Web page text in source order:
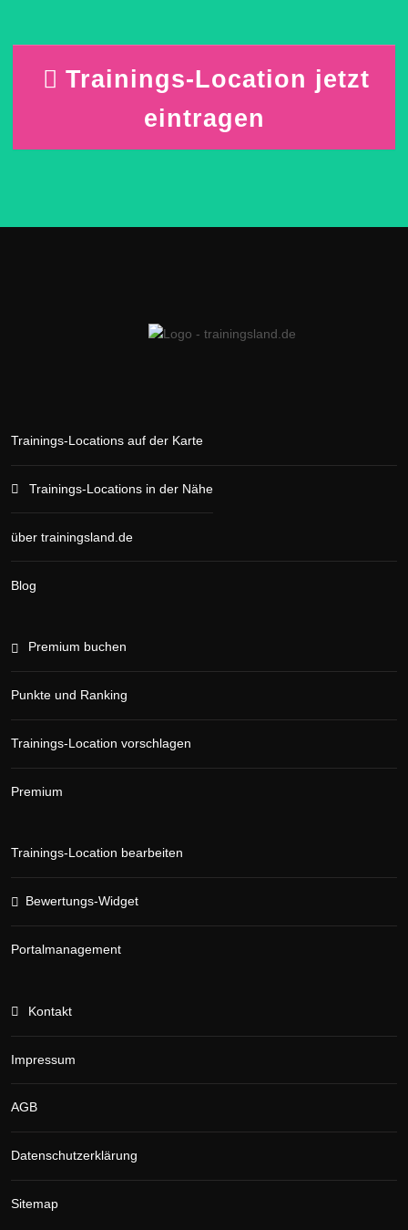
Trainings-Location jetzt
eintragen
Trainings-Locations auf der Karte
Trainings-Locations in der Nähe
über trainingsland.de
Blog
Premium buchen
Punkte und Ranking
Trainings-Location vorschlagen
Premium
Trainings-Location bearbeiten
Bewertungs-Widget
Portalmanagement
Kontakt
Impressum
AGB
Datenschutzerklärung
Sitemap